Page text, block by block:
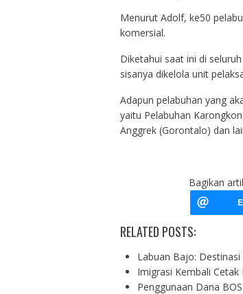
Menurut Adolf, ke50
komersial.
Diketahui saat ini di
sisanya dikelola unit
Adapun pelabuhan yang
yaitu Pelabuhan
Anggrek (Gorontalo) dan
Bagikan
RELATED POSTS:
Labuan Bajo:
Imigrasi Kembali
Penggunaan Dana